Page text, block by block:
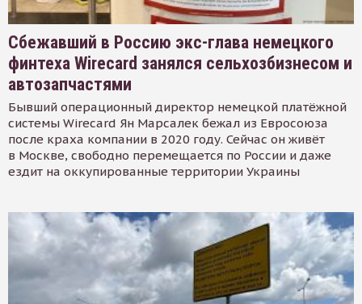
Сбежавший в Россию экс-глава немецкого
финтеха Wirecard занялся сельхозбизнесом и
автозапчастями
Бывший операционный директор немецкой платёжной
системы Wirecard Ян Марсалек бежал из Евросоюза
после краха компании в 2020 году. Сейчас он живёт
в Москве, свободно перемещается по России и даже
ездит на оккупированные территории Украины